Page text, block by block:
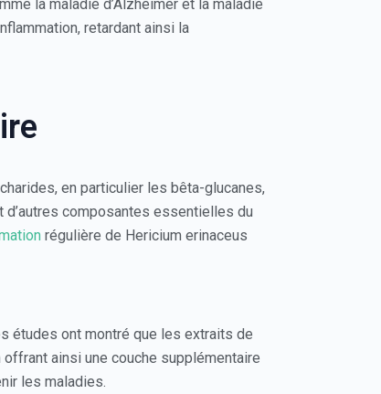
la maladie d’Alzheimer et la maladie
retardant ainsi la
en particulier les bêta-glucanes,
composantes essentielles du
régulière de Hericium erinaceus
études ont montré que les extraits de
ainsi une couche supplémentaire
les maladies.